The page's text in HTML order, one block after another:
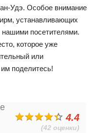
Удэ. Особое внимание
устанавливающих
нашими посетителями.
которое уже
или
поделитесь!
4.4
(42 оценки)